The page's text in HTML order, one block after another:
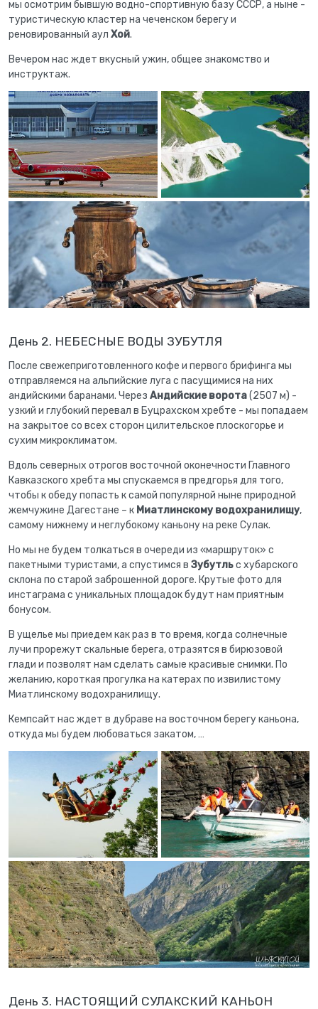
мы осмотрим бывшую водно-спортивную базу СССР, а ныне -
туристическую кластер на чеченском берегу и
реновированный аул Хой.
Вечером нас ждет вкусный ужин, общее знакомство и
инструктаж.
День 2. НЕБЕСНЫЕ ВОДЫ ЗУБУТЛЯ
После свежеприготовленного кофе и первого брифинга мы
отправляемся на альпийские луга с пасущимися на них
андийскими баранами. Через Андийские ворота(2507 м) -
узкий и глубокий перевал в Буцрахском хребте - мы попадаем
на закрытое со всех сторон цилительское плоскогорье и
сухим микроклиматом.
Вдоль северных отрогов восточной оконечности Главного
Кавказского хребта мы спускаемся в предгорья для того,
чтобы к обеду попасть к самой популярной ныне природной
жемчужине Дагестане – к Миатлинскому водохранилищу,
самому нижнему и неглубокому каньону на реке Сулак.
Но мы не будем толкаться в очереди из «маршруток» с
пакетными туристами, а спустимся в Зубутльс хубарского
склона по старой заброшенной дороге. Крутые фото для
инстаграма с уникальных площадок будут нам приятным
бонусом.
В ущелье мы приедем как раз в то время, когда солнечные
лучи прорежут скальные берега, отразятся в бирюзовой
глади и позволят нам сделать самые красивые снимки. По
желанию, короткая прогулка на катерах по извилистому
Миатлинскому водохранилищу.
Кемпсайт нас ждет в дубраве на восточном берегу каньона,
откуда мы будем любоваться закатом, …
День 3. НАСТОЯЩИЙ СУЛАКСКИЙ КАНЬОН